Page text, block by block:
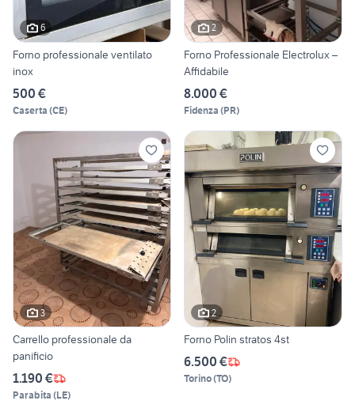
6
Forno professionale ventilato
inox
500 €
Caserta (CE)
2
Forno Professionale Electrolux –
Affidabile
8.000 €
Fidenza (PR)
3
Carrello professionale da
panificio
1.190 €
Parabita (LE)
2
Forno Polin stratos 4st
6.500 €
Torino(TO)